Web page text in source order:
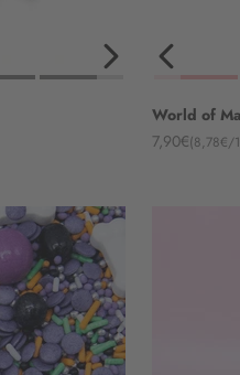
World of
Angebot
7,90€(8,78€/